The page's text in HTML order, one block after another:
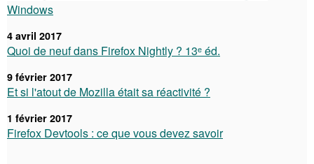
Windows
4 avril 2017
Quoi de neuf dans Firefox Nightly ? 13ᵉ éd.
9 février 2017
Et si l'atout de Mozilla était sa réactivité ?
1 février 2017
Firefox Devtools : ce que vous devez savoir